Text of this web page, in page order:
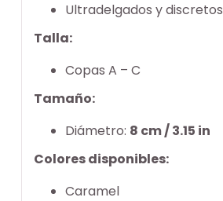
Ultradelgados y discretos
Talla:
Copas A – C
Tamaño:
Diámetro: 8 cm / 3.15 in
Colores disponibles:
Caramel